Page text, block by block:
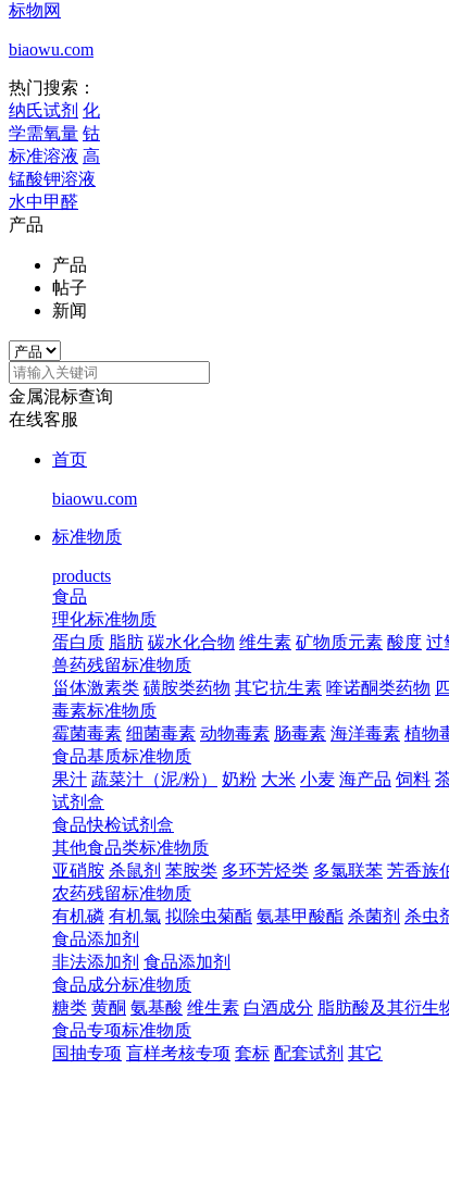
标物网
biaowu.com
热门搜索：
纳氏试剂 化
学需氧量 钴
标准溶液 高
锰酸钾溶液
水中甲醛
产品
产品
帖子
新闻
金属混标查询
在线客服
首页
biaowu.com
标准物质
products
食品
理化标准物质
蛋白质 脂肪 碳水化合物 维生素 矿物质元素 酸度 过
兽药残留标准物质
甾体激素类 磺胺类药物 其它抗生素 喹诺酮类药物
毒素标准物质
霉菌毒素 细菌毒素 动物毒素 肠毒素 海洋毒素 植物
食品基质标准物质
果汁 蔬菜汁（泥/粉） 奶粉 大米 小麦 海产品 饲料
试剂盒
食品快检试剂盒
其他食品类标准物质
亚硝胺 杀鼠剂 苯胺类 多环芳烃类 多氯联苯 芳香族
农药残留标准物质
有机磷 有机氯 拟除虫菊酯 氨基甲酸酯 杀菌剂 杀虫
食品添加剂
非法添加剂 食品添加剂
食品成分标准物质
糖类 黄酮 氨基酸 维生素 白酒成分 脂肪酸及其衍生
食品专项标准物质
国抽专项 盲样考核专项 套标 配套试剂 其它